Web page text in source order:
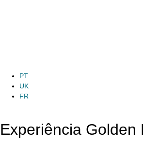
PT
UK
FR
Experiência Golden